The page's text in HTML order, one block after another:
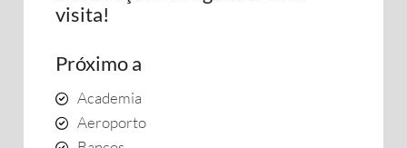
visita!
Próximo a
Academia
Aeroporto